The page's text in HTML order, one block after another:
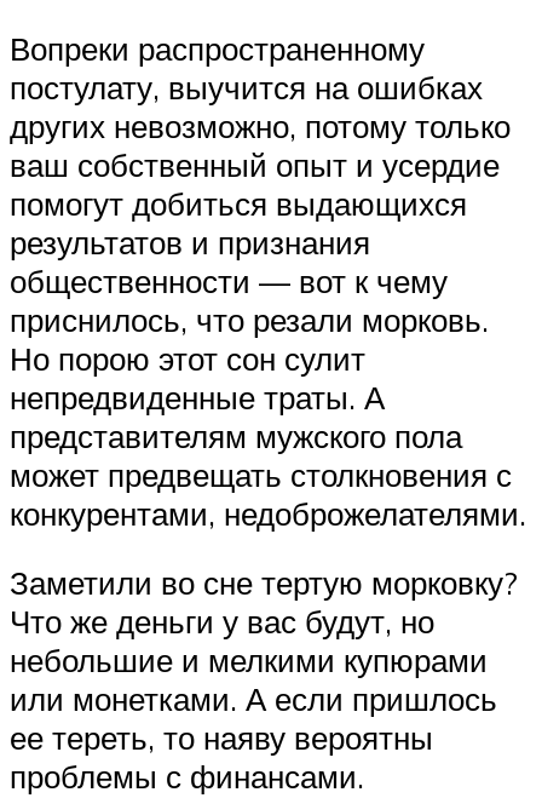
Вопреки распространенному
постулату, выучится на ошибках
других невозможно, потому только
ваш собственный опыт и усердие
помогут добиться выдающихся
результатов и признания
общественности — вот к чему
приснилось, что резали морковь.
Но порою этот сон сулит
непредвиденные траты. А
представителям мужского пола
может предвещать столкновения с
конкурентами, недоброжелателями.
Заметили во сне тертую морковку?
Что же деньги у вас будут, но
небольшие и мелкими купюрами
или монетками. А если пришлось
ее тереть, то наяву вероятны
проблемы с финансами.